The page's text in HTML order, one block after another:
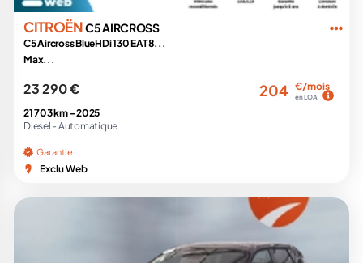
CITROËNC5 AIRCROSS
C5 Aircross BlueHDi 130 EAT8...
Max...
23 290 € 204 €/mois
en LOA
21 703 km -2025
Diesel - Automatique
Garantie
Exclu Web